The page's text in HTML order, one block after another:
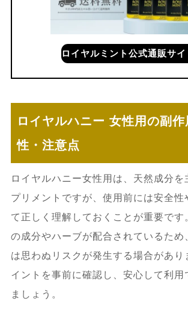
ロイヤルミント公式通販サ
ロイヤルハニー 女性用の副
性・注意点
ロイヤルハニー女性用は、天然成分を
プリメントですが、使用前には安全性
て正しく理解しておくことが重要です
の成分やハーブが配合されているため
は思わぬリスクが発生する場合があり
イントを事前に確認し、安心して利用
ましょう。